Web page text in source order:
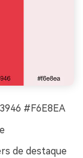
#F6E8EA
de destaque